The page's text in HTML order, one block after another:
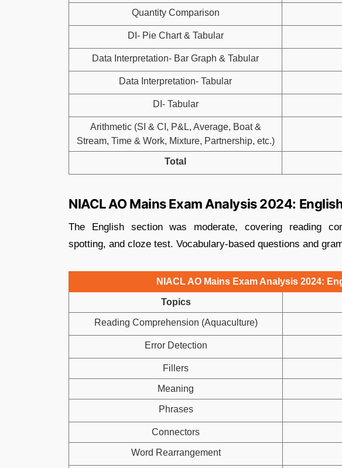
Quantity Comparison
DI- Pie Chart & Tabular
Data Interpretation- Bar Graph & Tabular
Data Interpretation- Tabular
DI- Tabular
Arithmetic (SI & CI, P&L, Average, Boat &
Stream, Time & Work, Mixture, Partnership, etc.)
Total
NIACL AO Mains Exam Analysis 2024:
The English section was moderate, covering reading
spotting, and cloze test. Vocabulary-based questions and
NIACL AO Mains Exam Analysis 2024:
Topics
Reading Comprehension (Aquaculture)
Error Detection
Fillers
Meaning
Phrases
Connectors
Word Rearrangement